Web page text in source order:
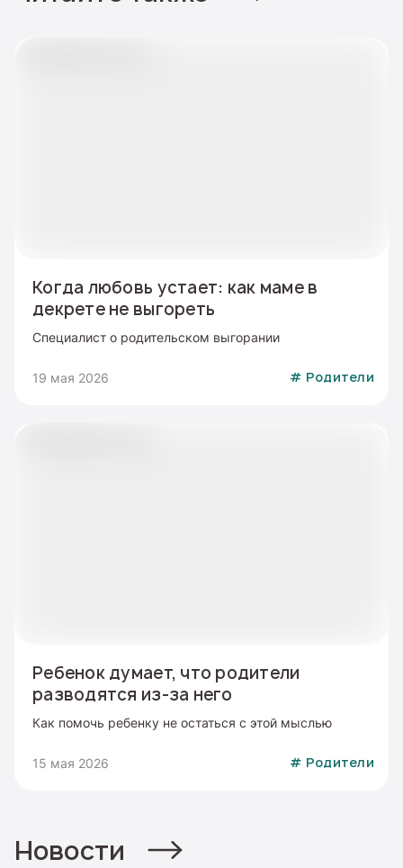
Когда любовь устает: как маме в
декрете не выгореть
Специалист о родительском выгорании
19 мая 2026 # Родители
Ребенок думает, что родители
разводятся из-за него
Как помочь ребенку не остаться с этой мыслью
15 мая 2026 # Родители
Новости